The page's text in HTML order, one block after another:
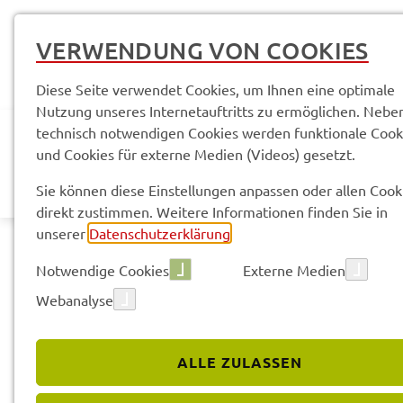
AKTUELLES
VERWENDUNG VON COOKIES
Diese Seite verwendet Cookies, um Ihnen eine optimale
Nutzung unseres Internetauftritts zu ermöglichen.
technisch notwendigen Cookies werden funktionale
und Cookies für externe Medien (Videos) gesetzt.
Sie können diese Einstellungen anpassen oder allen
direkt zustimmen. Weitere Informationen finden Sie in
unserer Datenschutzerklärung
Notwendige Cookies
Externe Medien
Webanalyse
ALLE ZULASSEN